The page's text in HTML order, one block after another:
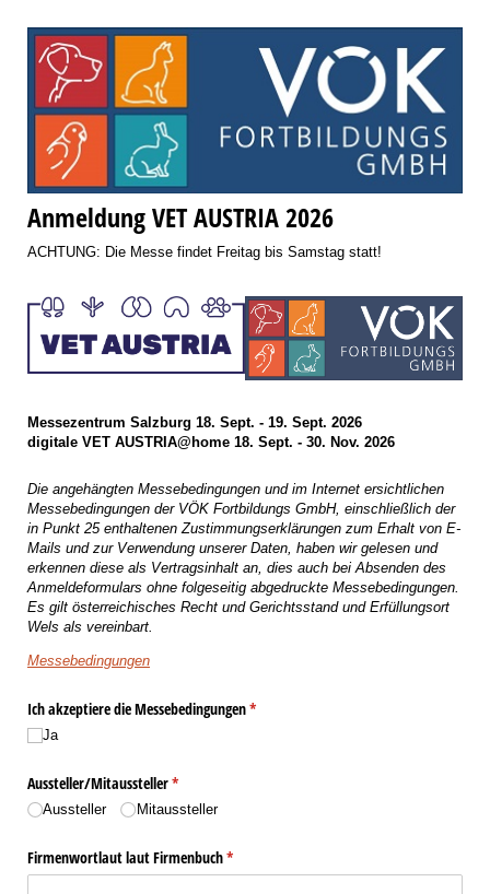
Anmeldung VET AUSTRIA 2026
ACHTUNG: Die Messe findet Freitag bis Samstag statt!
Messezentrum Salzburg 18. Sept. - 19. Sept. 2026
digitale VET AUSTRIA@home 18. Sept. - 30. Nov. 2026
Die angehängten Messebedingungen und im Internet ersichtlichen
Messebedingungen der VÖK Fortbildungs GmbH, einschließlich der
in Punkt 25 enthaltenen Zustimmungserklärungen zum Erhalt von E-
Mails und zur Verwendung unserer Daten, haben wir gelesen und
erkennen diese als Vertragsinhalt an, dies auch bei Absenden des
Anmeldeformulars ohne folgeseitig abgedruckte Messebedingungen.
Es gilt österreichisches Recht und Gerichtsstand und Erfüllungsort
Wels als vereinbart.
Messebedingungen
Ich akzeptiere die Messebedingungen*
(erforderlich)
Ja
Aussteller/​Mitaussteller*
(erforderlich)
Aussteller Mitaussteller
Firmenwortlaut laut Firmenbuch*
(erforderlich)